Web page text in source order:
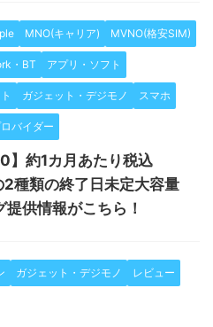
MNO(キャリア) MVNO(格安SIM)
・BT アプリ・ソフト
ガジェット・デジモノ スマホ
バイダー
】約1カ月あたり税込
種類の終了日未定大容量
提供情報がこちら！
ガジェット・デジモノ レビュー